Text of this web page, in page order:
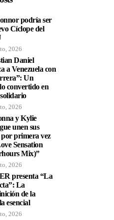
podría ser
Cíclope del
2026
Daniel
a Venezuela con
Un
convertido en
2026
y Kylie
unen sus
por primera vez
Sensation
Mix)”
2026
presenta “La
La
de la
esencial
2026